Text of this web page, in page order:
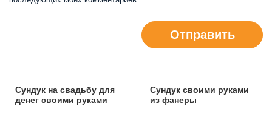
Отправить
Сундук на свадьбу для
денег своими руками
Сундук своими руками
из фанеры